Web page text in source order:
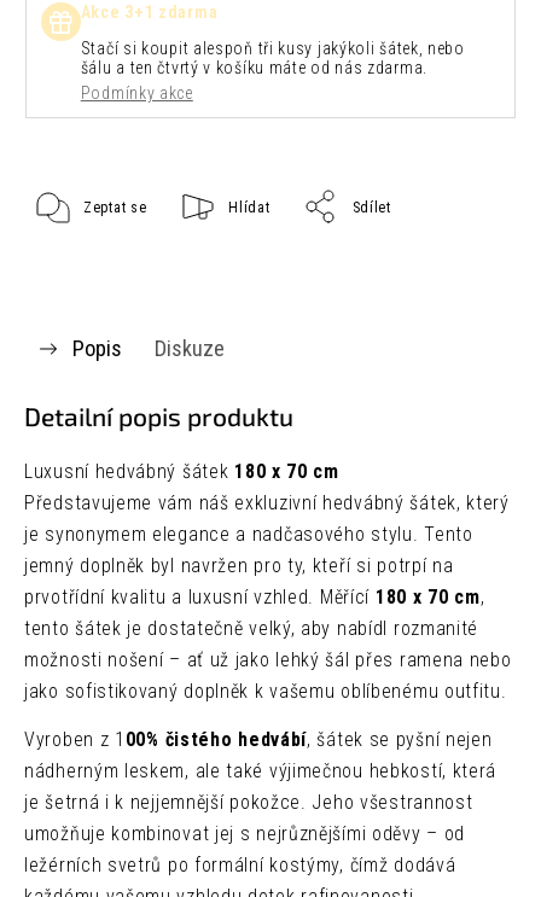
Akce 3+1 zdarma
Stačí si koupit alespoň tři kusy jakýkoli šátek, nebo
šálu a ten čtvrtý v košíku máte od nás zdarma.
Podmínky akce
Zeptat se Hlídat Sdílet
Popis Diskuze
Detailní popis produktu
Luxusní hedvábný šátek 180 x 70 cm
Představujeme vám náš exkluzivní hedvábný šátek, který
je synonymem elegance a nadčasového stylu. Tento
jemný doplněk byl navržen pro ty, kteří si potrpí na
prvotřídní kvalitu a luxusní vzhled. Měřící 180 x 70 cm,
tento šátek je dostatečně velký, aby nabídl rozmanité
možnosti nošení – ať už jako lehký šál přes ramena nebo
jako sofistikovaný doplněk k vašemu oblíbenému outfitu.
Vyroben z 1 00% čistého hedvábí, šátek se pyšní nejen
nádherným leskem, ale také výjimečnou hebkostí, která
je šetrná i k nejjemnější pokožce. Jeho všestrannost
umožňuje kombinovat jej s nejrůznějšími oděvy – od
ležérních svetrů po formální kostýmy, čímž dodává